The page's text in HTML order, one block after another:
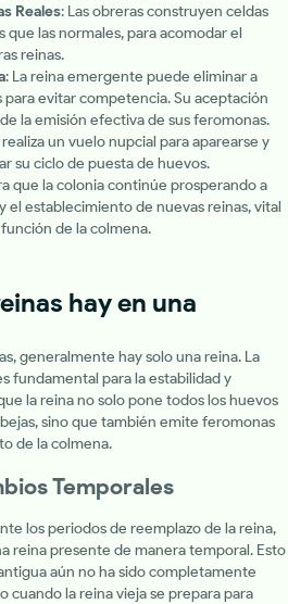
Reales: Las obreras construyen celdas
que las normales, para acomodar el
reinas.
: La reina emergente puede eliminar a
evitar competencia. Su aceptación
la emisión efectiva de sus feromonas.
realiza un vuelo nupcial para aparearse y
su ciclo de puesta de huevos.
que la colonia continúe prosperando a
el establecimiento de nuevas reinas, vital
de la colmena.
hay en una
generalmente hay solo una reina. La
fundamental para la estabilidad y
la reina no solo pone todos los huevos
sino que también emite feromonas
de la colmena.
Temporales
los periodos de reemplazo de la reina,
reina presente de manera temporal. Esto
aún no ha sido completamente
cuando la reina vieja se prepara para